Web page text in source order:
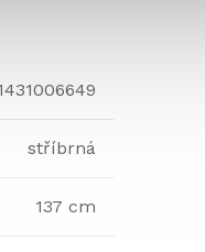
stříbrná
137 cm